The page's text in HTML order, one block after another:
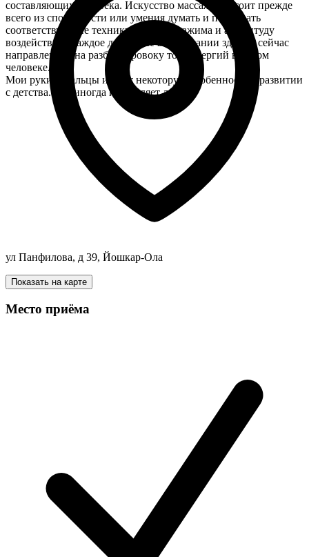
составляющих человека. Искусство массажа состоит прежде
всего из способности или умения думать и подбирать
соответствующие техники, степень нажима и амплитуду
воздействия. Каждое движение во внимании здесь и сейчас
направленное на разблокировоку тока энергий в самом
человеке.
Мои руки и пальцы имеют некоторую особенность в развитии
с детства. Что иногда и удивляет людей.
ул Панфилова, д 39, Йошкар-Ола
Показать на карте
Место приёма